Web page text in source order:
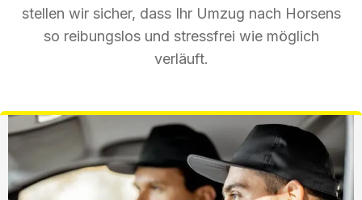
stellen wir sicher, dass Ihr Umzug nach Horsens
so reibungslos und stressfrei wie möglich
verläuft.